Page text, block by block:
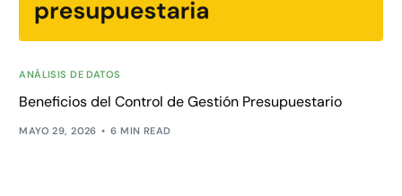
ANÁLISIS DE DATOS
Beneficios del Control de Gestión Presupuestario
MAYO 29, 2026 6 MIN READ